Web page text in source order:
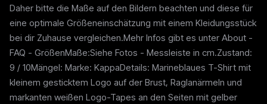
Daher bitte die Maße auf den Bildern beachten und diese für
eine optimale Größeneinschätzung mit einem Kleidungsstück
bei dir Zuhause vergleichen.Mehr Infos gibt es unter About -
FAQ - GrößenMaße:Siehe Fotos - Messleiste in cm.Zustand:
9 / 10Mängel: Marke: KappaDetails: Marineblaues T-Shirt mit
kleinem gesticktem Logo auf der Brust, Raglanärmeln und
markanten weißen Logo-Tapes an den Seiten mit gelber